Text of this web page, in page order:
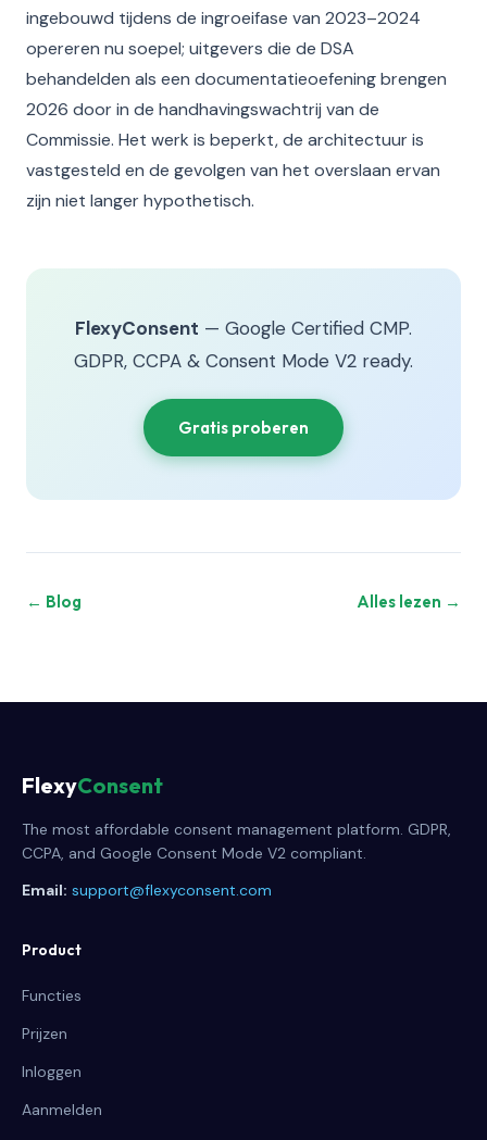
ingebouwd tijdens de ingroeifase van 2023–2024
opereren nu soepel; uitgevers die de DSA
behandelden als een documentatieoefening brengen
2026 door in de handhavingswachtrij van de
Commissie. Het werk is beperkt, de architectuur is
vastgesteld en de gevolgen van het overslaan ervan
zijn niet langer hypothetisch.
FlexyConsent — Google Certified CMP.
GDPR, CCPA & Consent Mode V2 ready.
Gratis proberen
← Blog Alles lezen →
FlexyConsent
The most affordable consent management platform. GDPR,
CCPA, and Google Consent Mode V2 compliant.
Email: support@flexyconsent.com
Product
Functies
Prijzen
Inloggen
Aanmelden